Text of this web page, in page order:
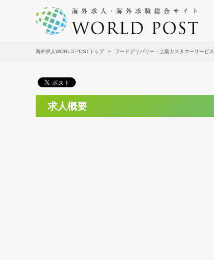
海外求人WORLD POSTトップ フードデリバリー・上級カスタマーサービス
求人概要